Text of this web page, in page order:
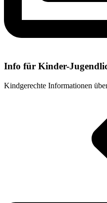
Info für Kinder-
Kindgerechte Informationen